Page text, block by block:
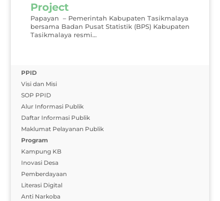
Project
Papayan – Pemerintah Kabupaten Tasikmalaya
bersama Badan Pusat Statistik (BPS) Kabupaten
Tasikmalaya resmi...
PPID
Visi dan Misi
SOP PPID
Alur Informasi Publik
Daftar Informasi Publik
Maklumat Pelayanan Publik
Program
Kampung KB
Inovasi Desa
Pemberdayaan
Literasi Digital
Anti Narkoba